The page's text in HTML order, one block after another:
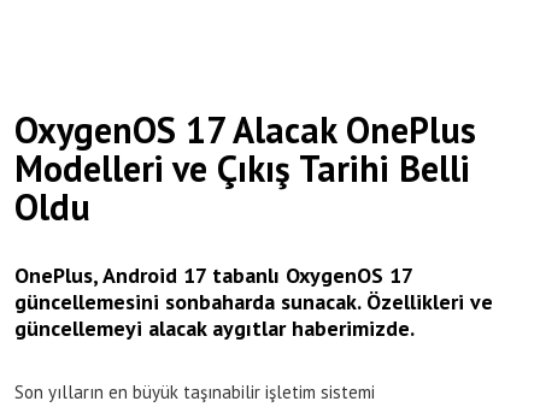
OxygenOS 17 Alacak OnePlus
Modelleri ve Çıkış Tarihi Belli
Oldu
OnePlus, Android 17 tabanlı OxygenOS 17
güncellemesini sonbaharda sunacak. Özellikleri ve
güncellemeyi alacak aygıtlar haberimizde.
Son yılların en büyük taşınabilir işletim sistemi